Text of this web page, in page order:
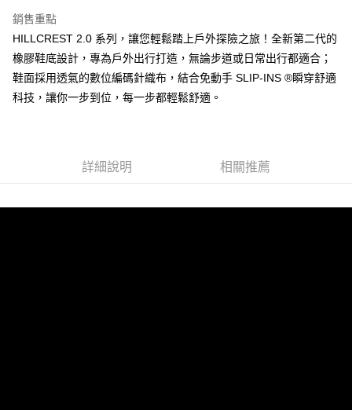
3.實際核准額度、可分期數及費用金額請依後續交易確認頁面所載為準。
4.訂單成立30分鐘內，如未前往確認交易或遇審核未通過，訂單將自動取
消。如遇「轉專審核」未通過狀況，表示未達大哥付你分期系統評分，恕無
法說明評估內容。
【繳款方式說明】
1.分期款項不併入電信帳單，「大哥付你分期」於每月結算日後寄送繳費提
買賣價金債權讓與本公司後，依約使用本公司帳單繳交帳款。
宅配
銷售重點
HILLCREST 2.0 系列，讓您輕鬆踏上戶外探險之旅！全新第二代的
橡膠鞋底設計，專為戶外出行打造，無論步道或日常出行都適合；
鞋面採用透氣的數位編碼針織布，結合免動手 SLIP-INS ®瞬穿舒適
科技，讓你一步到位，每一步都輕鬆舒適。
詳細說明 相關推薦